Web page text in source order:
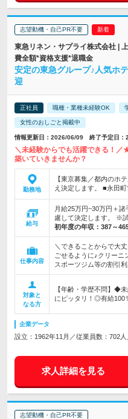
志望動機・自己PR不要
東急リネン・サプライ株式会社 |
費全額*資格支援*退職金
安定の東急グループ♪人気ホ
迎
正社員 職種・業種未経験OK
女性のおしごと掲載中
情報更新日：2026/06/09 終了予定日：
＼未経験からでも活躍できる！
築いていきませんか？
勤務地
【東京募集／都内のホ
え決定します。 ■永田
給与
月給25万円~30万円＋
慮して決定します。 ※
初年度の年収： 387～
仕事内容
＼できることからで大
ごせるように♪クリーニ
スポーツジム等の割引利
対象と
なる方
【年齢・学歴不問】◆
にピッタリ！◎有給100
企業データ
設立：1962年11月／従業員数：702
求人詳細を見る
志望動機・自己PR不要